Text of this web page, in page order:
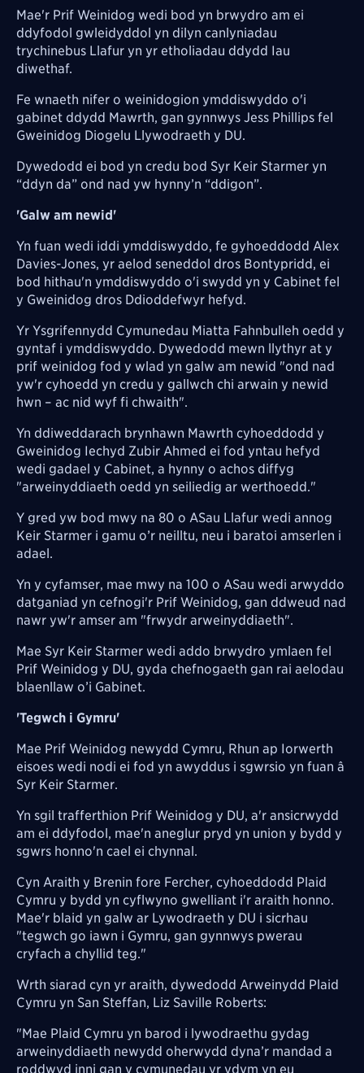
Mae'r Prif Weinidog wedi bod yn brwydro am ei
ddyfodol gwleidyddol yn dilyn canlyniadau
trychinebus Llafur yn yr etholiadau ddydd Iau
diwethaf.
Fe wnaeth nifer o weinidogion ymddiswyddo o'i
gabinet ddydd Mawrth, gan gynnwys Jess Phillips fel
Gweinidog Diogelu Llywodraeth y DU.
Dywedodd ei bod yn credu bod Syr Keir Starmer yn
“ddyn da” ond nad yw hynny’n “ddigon”.
'Galw am newid'
Yn fuan wedi iddi ymddiswyddo, fe gyhoeddodd Alex
Davies-Jones, yr aelod seneddol dros Bontypridd, ei
bod hithau'n ymddiswyddo o'i swydd yn y Cabinet fel
y Gweinidog dros Ddioddefwyr hefyd.
Yr Ysgrifennydd Cymunedau Miatta Fahnbulleh oedd y
gyntaf i ymddiswyddo. Dywedodd mewn llythyr at y
prif weinidog fod y wlad yn galw am newid "ond nad
yw'r cyhoedd yn credu y gallwch chi arwain y newid
hwn – ac nid wyf fi chwaith".
Yn ddiweddarach brynhawn Mawrth cyhoeddodd y
Gweinidog Iechyd Zubir Ahmed ei fod yntau hefyd
wedi gadael y Cabinet, a hynny o achos diffyg
"arweinyddiaeth oedd yn seiliedig ar werthoedd."
Y gred yw bod mwy na 80 o ASau Llafur wedi annog
Keir Starmer i gamu o’r neilltu, neu i baratoi amserlen i
adael.
Yn y cyfamser, mae mwy na 100 o ASau wedi arwyddo
datganiad yn cefnogi'r Prif Weinidog, gan ddweud nad
nawr yw'r amser am "frwydr arweinyddiaeth".
Mae Syr Keir Starmer wedi addo brwydro ymlaen fel
Prif Weinidog y DU, gyda chefnogaeth gan rai aelodau
blaenllaw o’i Gabinet.
'Tegwch i Gymru'
Mae Prif Weinidog newydd Cymru, Rhun ap Iorwerth
eisoes wedi nodi ei fod yn awyddus i sgwrsio yn fuan â
Syr Keir Starmer.
Yn sgil trafferthion Prif Weinidog y DU, a'r ansicrwydd
am ei ddyfodol, mae'n aneglur pryd yn union y bydd y
sgwrs honno'n cael ei chynnal.
Cyn Araith y Brenin fore Fercher, cyhoeddodd Plaid
Cymru y bydd yn cyflwyno gwelliant i'r araith honno.
Mae'r blaid yn galw ar Lywodraeth y DU i sicrhau
"tegwch go iawn i Gymru, gan gynnwys pwerau
cryfach a chyllid teg."
Wrth siarad cyn yr araith, dywedodd Arweinydd Plaid
Cymru yn San Steffan, Liz Saville Roberts:
"Mae Plaid Cymru yn barod i lywodraethu gydag
arweinyddiaeth newydd oherwydd dyna’r mandad a
roddwyd inni gan y cymunedau yr ydym yn eu